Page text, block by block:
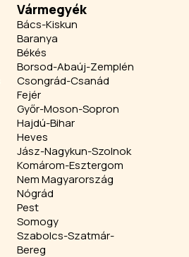
Vármegyék
Bács-Kiskun
Baranya
Békés
Borsod-Abaúj-Zemplén
Csongrád-Csanád
Fejér
Győr-Moson-Sopron
Hajdú-Bihar
Heves
Jász-Nagykun-Szolnok
Komárom-Esztergom
Nem Magyarország
Nógrád
Pest
Somogy
Szabolcs-Szatmár-
Bereg